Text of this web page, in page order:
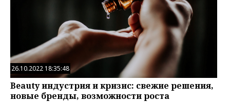
26.10.2022 18:35:48
Beauty индустрия и кризис: свежие решения,
новые бренды, возможности роста